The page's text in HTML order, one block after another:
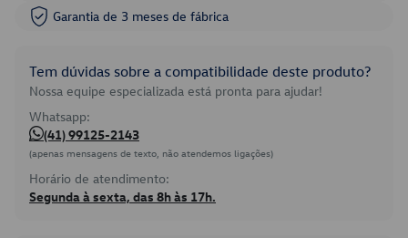
Garantia de 3 meses de fábrica
Tem dúvidas sobre a compatibilidade deste produto?
Nossa equipe especializada está pronta para ajudar!
Whatsapp:
(41) 99125-2143
(apenas mensagens de texto, não atendemos ligações)
Horário de atendimento:
Segunda à sexta, das 8h às 17h.